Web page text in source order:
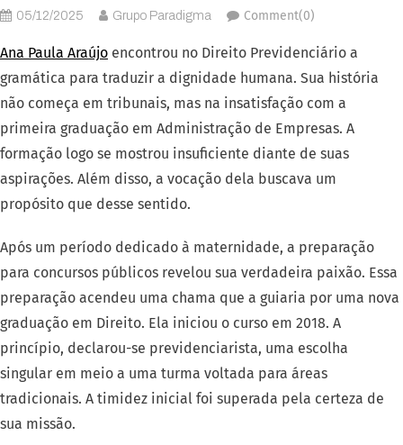
05/12/2025 Grupo Paradigma Comment(0)
Ana Paula Araújo encontrou no Direito Previdenciário a
gramática para traduzir a dignidade humana. Sua história
não começa em tribunais, mas na insatisfação com a
primeira graduação em Administração de Empresas. A
formação logo se mostrou insuficiente diante de suas
aspirações. Além disso, a vocação dela buscava um
propósito que desse sentido.
Após um período dedicado à maternidade, a preparação
para concursos públicos revelou sua verdadeira paixão. Essa
preparação acendeu uma chama que a guiaria por uma nova
graduação em Direito. Ela iniciou o curso em 2018. A
princípio, declarou-se previdenciarista, uma escolha
singular em meio a uma turma voltada para áreas
tradicionais. A timidez inicial foi superada pela certeza de
sua missão.